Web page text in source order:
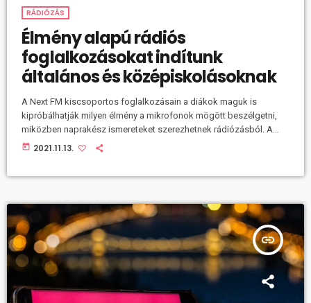
RÁDIÓZÁS
Élmény alapú rádiós
foglalkozásokat indítunk
általános és középiskolásoknak
A Next FM kiscsoportos foglalkozásain a diákok maguk is
kipróbálhatják milyen élmény a mikrofonok mögött beszélgetni,
miközben naprakész ismereteket szerezhetnek rádiózásból. A
világ számos országában bevált formátum a "student radio", azaz
idegen, és a legtöbb oktatási intézmény maga is rendelkezik […]
today 2021.11.13.
insert_link